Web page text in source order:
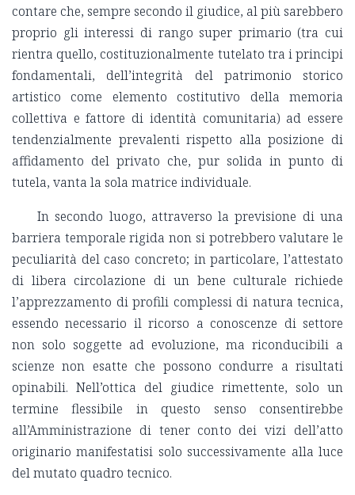
contare che, sempre secondo il giudice, al più sarebbero
proprio gli interessi di rango super primario (tra cui
rientra quello, costituzionalmente tutelato tra i principi
fondamentali, dell’integrità del patrimonio storico
artistico come elemento costitutivo della memoria
collettiva e fattore di identità comunitaria) ad essere
tendenzialmente prevalenti rispetto alla posizione di
affidamento del privato che, pur solida in punto di
tutela, vanta la sola matrice individuale.
In secondo luogo, attraverso la previsione di una
barriera temporale rigida non si potrebbero valutare le
peculiarità del caso concreto; in particolare, l’attestato
di libera circolazione di un bene culturale richiede
l’apprezzamento di profili complessi di natura tecnica,
essendo necessario il ricorso a conoscenze di settore
non solo soggette ad evoluzione, ma riconducibili a
scienze non esatte che possono condurre a risultati
opinabili. Nell’ottica del giudice rimettente, solo un
termine flessibile in questo senso consentirebbe
all’Amministrazione di tener conto dei vizi dell’atto
originario manifestatisi solo successivamente alla luce
del mutato quadro tecnico.